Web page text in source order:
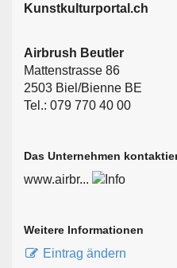
Kunstkulturportal.ch
Airbrush Beutler
Mattenstrasse 86
2503 Biel/Bienne BE
Tel.: 079 770 40 00
Das Unternehmen
www.airbr...
Weitere Informationen
Eintrag ändern